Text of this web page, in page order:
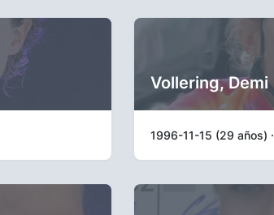
Vollering, Demi
1996-11-15 (29 años) ·